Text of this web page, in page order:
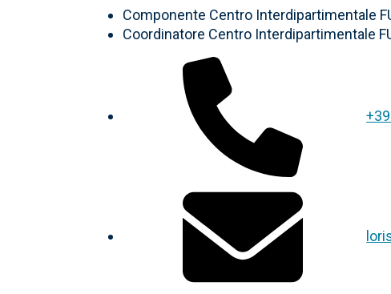
Componente Centro Interdipartimentale
Coordinatore Centro Interdipartimentale